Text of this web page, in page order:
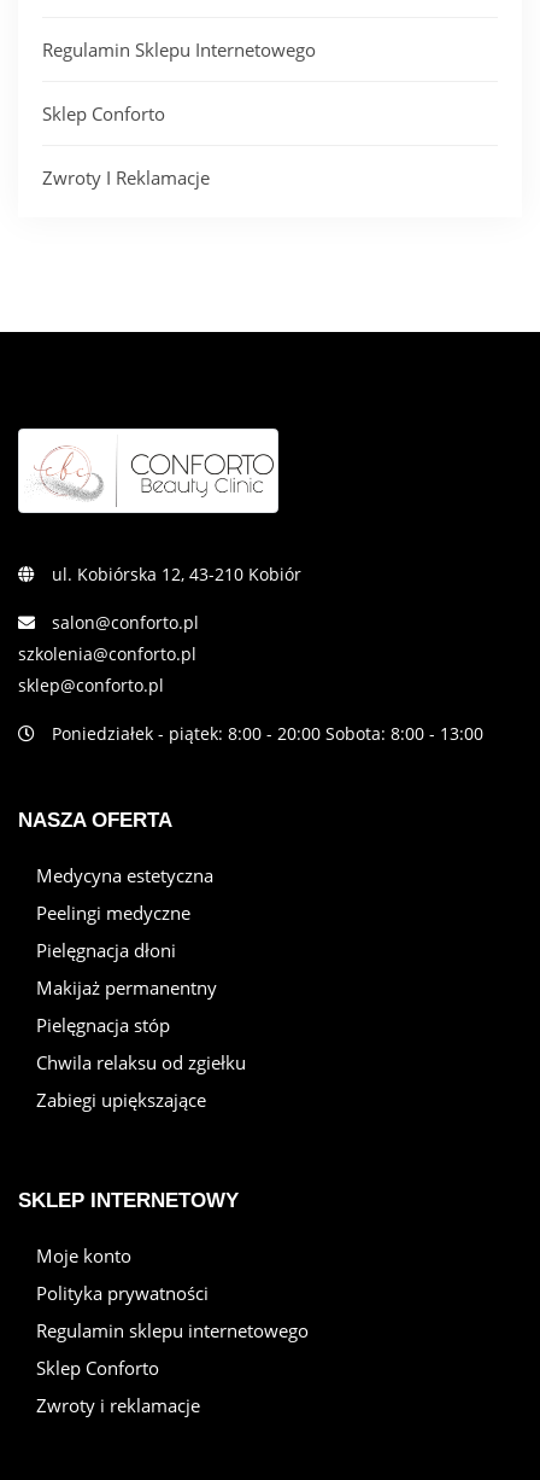
Regulamin Sklepu Internetowego
Sklep Conforto
Zwroty I Reklamacje
ul. Kobiórska 12, 43-210 Kobiór
salon@conforto.pl
szkolenia@conforto.pl
sklep@conforto.pl
Poniedziałek - piątek: 8:00 - 20:00 Sobota: 8:00 - 13:00
NASZA OFERTA
Medycyna estetyczna
Peelingi medyczne
Pielęgnacja dłoni
Makijaż permanentny
Pielęgnacja stóp
Chwila relaksu od zgiełku
Zabiegi upiększające
SKLEP INTERNETOWY
Moje konto
Polityka prywatności
Regulamin sklepu internetowego
Sklep Conforto
Zwroty i reklamacje